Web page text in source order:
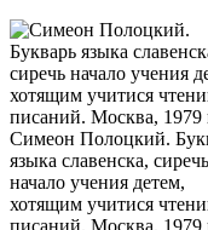
Симеон Полоцкий.
языка славенска, сиречь
начало учения детем,
хотящим учитися
писаний. Москва, 1979